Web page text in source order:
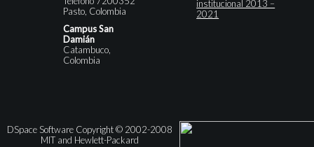
Pasto, Colombia
Campus San
Damián
Catambuco,
Colombia
institucional 2013 –
2021
DSpace Software Copyright © 2002-2008
MIT and Hewlett-Packard